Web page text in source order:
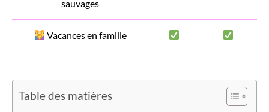
sauvages
Vacances en famille
Table des matières